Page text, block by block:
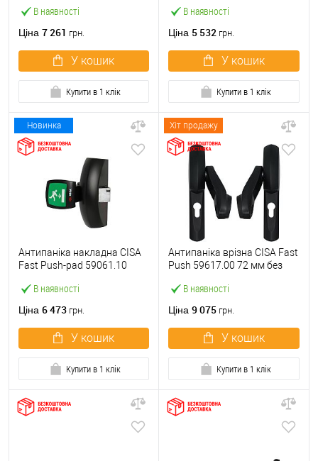
В наявності
штанги
Ціна 7 261 грн.
У кошик
Купити в 1 клік
В наявності
штанги
Ціна 5 532 грн.
У кошик
Купити в 1 клік
Новинка
В наявності
Антипаніка накладна CISA
Fast Push-pad 59061.10
Ціна 6 473 грн.
У кошик
Купити в 1 клік
Хіт продажу
В наявності
Антипаніка врізна CISA Fast
Push 59617.00 72 мм без
Ціна 9 075 грн.
У кошик
Купити в 1 клік